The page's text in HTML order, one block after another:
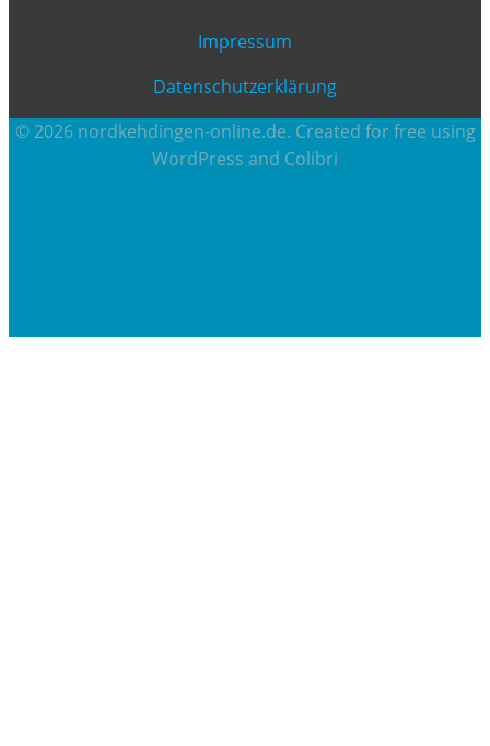
Impressum
Datenschutzerklärung
© 2026 nordkehdingen-online.de. Created for free using
WordPress and Colibri